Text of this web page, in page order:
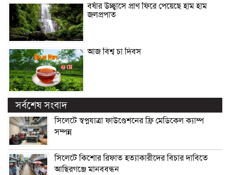
বর্ষার উচ্ছ্বাসে প্রাণ ফিরে পেয়েছে হাম হাম
জলপ্রপাত
আজ বিশ্ব চা দিবস
সর্বশেষ সংবাদ
সিলেটে স্বপ্নযাত্রা ফাউণ্ডেশনের ফ্রি মেডিকেল ক্যাম্প
সম্পন্ন
সিলেটে কিশোর রিফাত হত্যাকারীদের বিচার দাবিতে
আছিরগঞ্জে মানববন্ধন